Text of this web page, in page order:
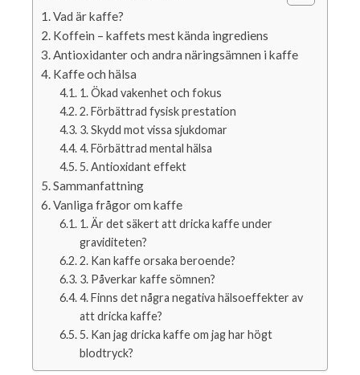
Vad är kaffe?
Koffein – kaffets mest kända ingrediens
Antioxidanter och andra näringsämnen i kaffe
Kaffe och hälsa
1. Ökad vakenhet och fokus
2. Förbättrad fysisk prestation
3. Skydd mot vissa sjukdomar
4. Förbättrad mental hälsa
5. Antioxidant effekt
Sammanfattning
Vanliga frågor om kaffe
1. Är det säkert att dricka kaffe under
graviditeten?
2. Kan kaffe orsaka beroende?
3. Påverkar kaffe sömnen?
4. Finns det några negativa hälsoeffekter av
att dricka kaffe?
5. Kan jag dricka kaffe om jag har högt
blodtryck?